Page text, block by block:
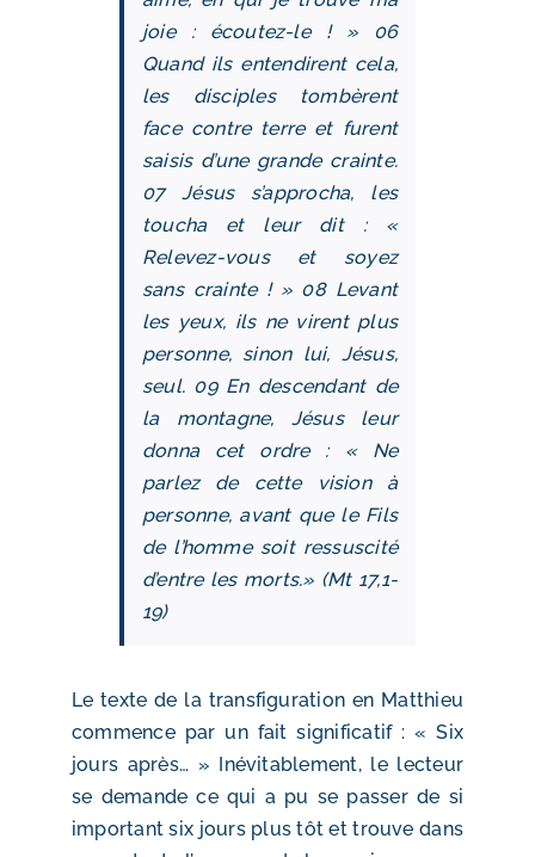
joie : écoutez-le ! » 06
Quand ils entendirent cela,
les disciples tombèrent
face contre terre et furent
saisis d’une grande crainte.
07 Jésus s’approcha, les
toucha et leur dit : «
Relevez-vous et soyez
sans crainte ! » 08 Levant
les yeux, ils ne virent plus
personne, sinon lui, Jésus,
seul. 09 En descendant de
la montagne, Jésus leur
donna cet ordre : « Ne
parlez de cette vision à
personne, avant que le Fils
de l’homme soit ressuscité
d’entre les morts.» (Mt 17,1-
19)
Le texte de la transfiguration en Matthieu
commence par un fait significatif : « Six
jours après… » Inévitablement, le lecteur
se demande ce qui a pu se passer de si
important six jours plus tôt et trouve dans